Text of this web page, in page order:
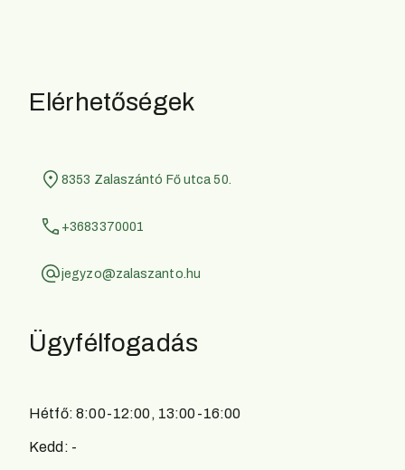
Elérhetőségek
8353 Zalaszántó Fő utca 50.
+3683370001
jegyzo@zalaszanto.hu
Ügyfélfogadás
Hétfő: 8:00-12:00, 13:00-16:00
Kedd: -